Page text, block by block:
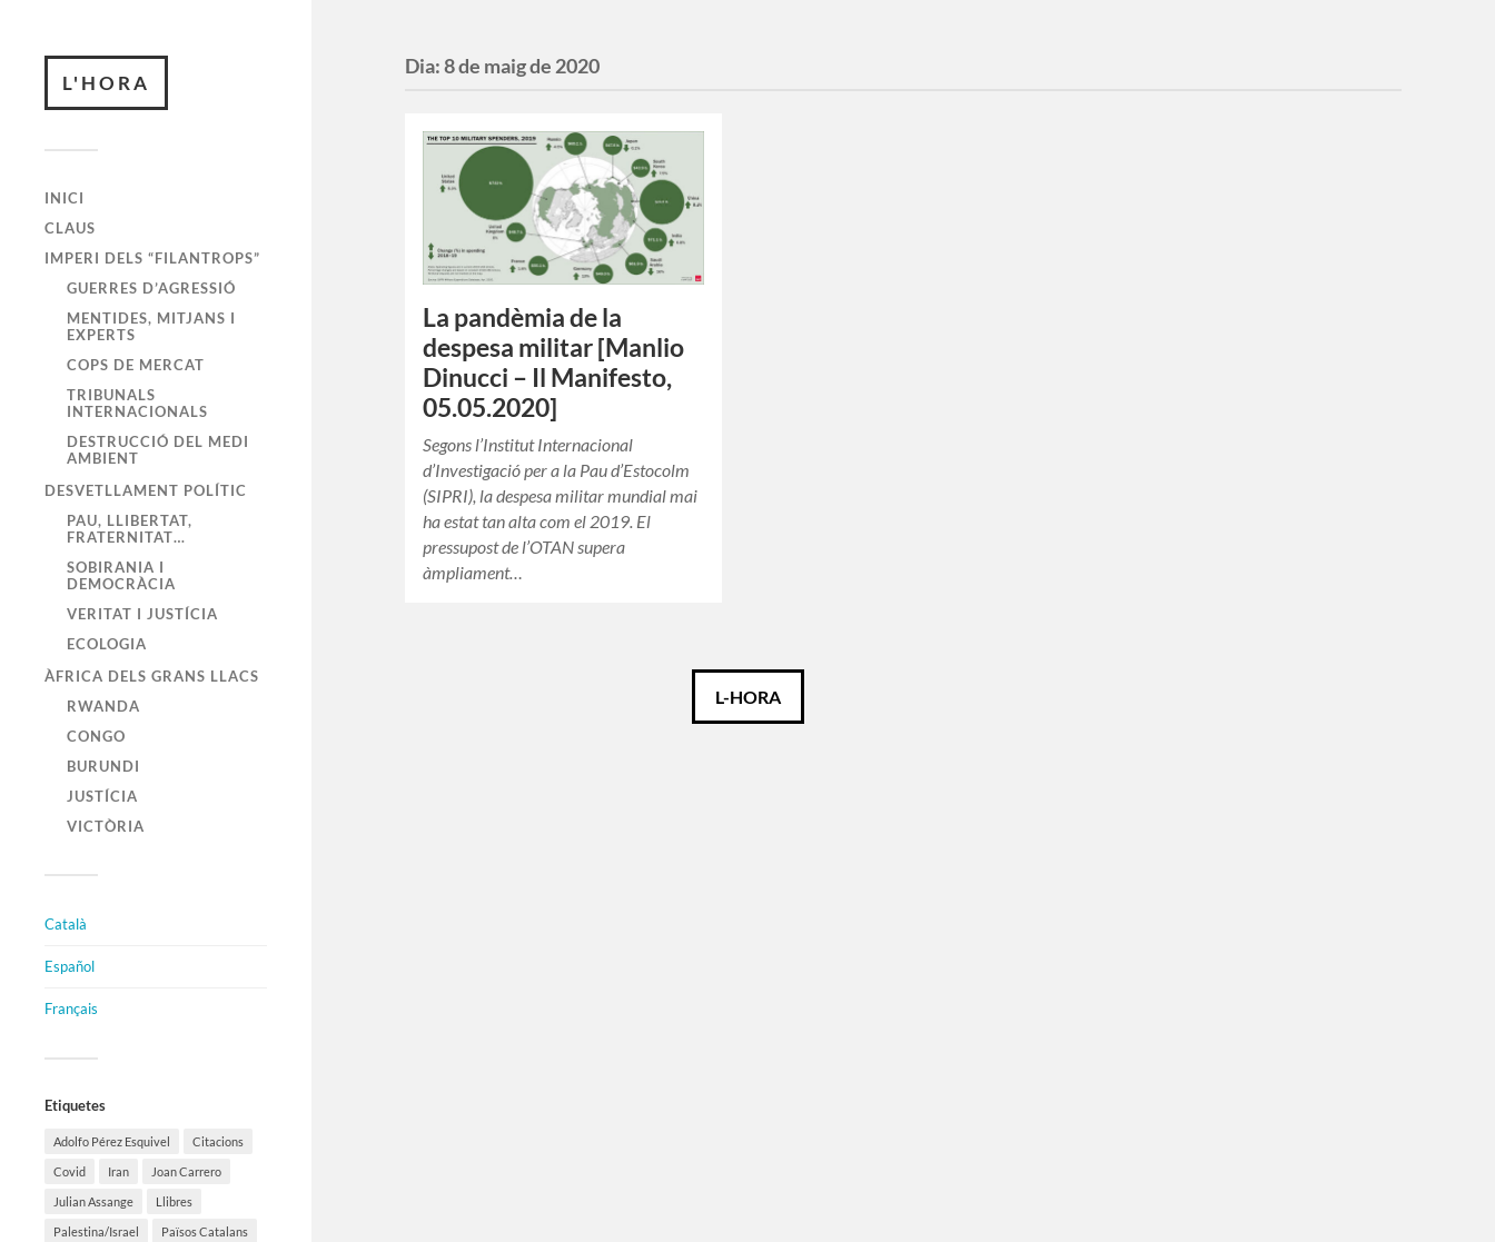
L'HORA
INICI
CLAUS
IMPERI DELS “FILANTROPS”
GUERRES D’AGRESSIÓ
MENTIDES, MITJANS I
EXPERTS
COPS DE MERCAT
TRIBUNALS
INTERNACIONALS
DESTRUCCIÓ DEL MEDI
AMBIENT
DESVETLLAMENT POLÍTIC
PAU, LLIBERTAT,
FRATERNITAT…
SOBIRANIA I
DEMOCRÀCIA
VERITAT I JUSTÍCIA
ECOLOGIA
ÀFRICA DELS GRANS LLACS
RWANDA
CONGO
BURUNDI
JUSTÍCIA
VICTÒRIA
Català
Español
Français
Etiquetes
Adolfo Pérez Esquivel Citacions
Covid Iran Joan Carrero
Julian Assange Llibres
Palestina/Israel Països Catalans
Dia:8 de maig de 2020
La pandèmia de la
despesa militar [Manlio
Dinucci – Il Manifesto,
05.05.2020]
Segons l’Institut Internacional
d’Investigació per a la Pau d’Estocolm
(SIPRI), la despesa militar mundial mai
ha estat tan alta com el 2019. El
pressupost de l’OTAN supera
àmpliament…
L-HORA